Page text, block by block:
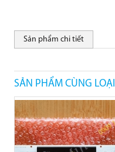
Sản phẩm chi tiết
SẢN PHẨM CÙNG LOẠI